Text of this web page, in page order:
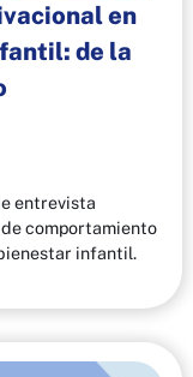
en
de la
entrevista
comportamiento
infantil.